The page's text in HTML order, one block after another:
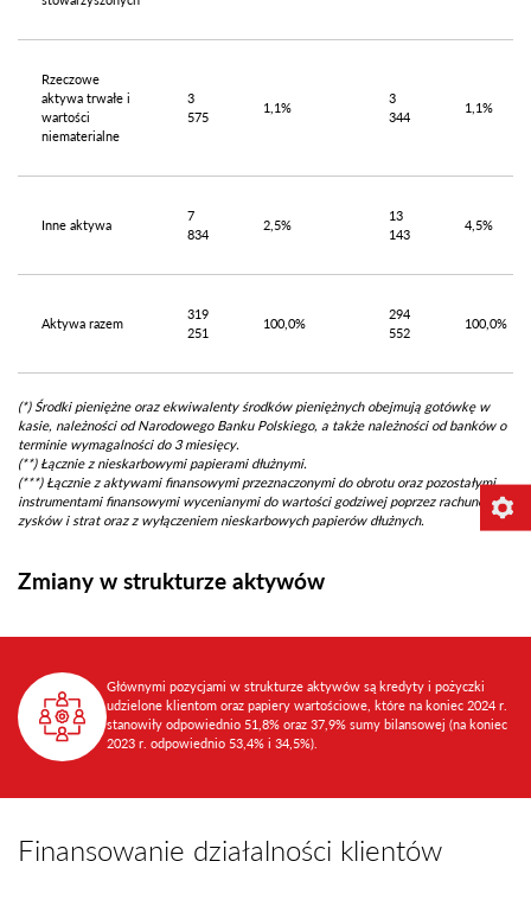
Rzeczowe
aktywa trwałe i
wartości
niematerialne
3
575
1,1%
3
344
1,1%
Inne aktywa
7
834
2,5%
13
143
4,5%
Aktywa razem
319
251
100,0%
294
552
100,0%
(*) Środki pieniężne oraz ekwiwalenty środków pieniężnych obejmują gotówkę w
kasie, należności od Narodowego Banku Polskiego, a także należności od banków o
terminie wymagalności do 3 miesięcy.
(**) Łącznie z nieskarbowymi papierami dłużnymi.
(***) Łącznie z aktywami finansowymi przeznaczonymi do obrotu oraz pozostałymi
instrumentami finansowymi wycenianymi do wartości godziwej poprzez rachunek
zysków i strat oraz z wyłączeniem nieskarbowych papierów dłużnych.
Zmiany w strukturze aktywów
Głównymi pozycjami w strukturze aktywów są kredyty i pożyczki
udzielone klientom oraz papiery wartościowe, które na koniec 2024 r.
stanowiły odpowiednio 51,8% oraz 37,9% sumy bilansowej (na koniec
2023 r. odpowiednio 53,4% i 34,5%).
Finansowanie działalności klientów